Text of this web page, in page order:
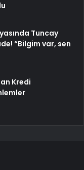
Tuncay
“Bilgim var, sen
Kredi